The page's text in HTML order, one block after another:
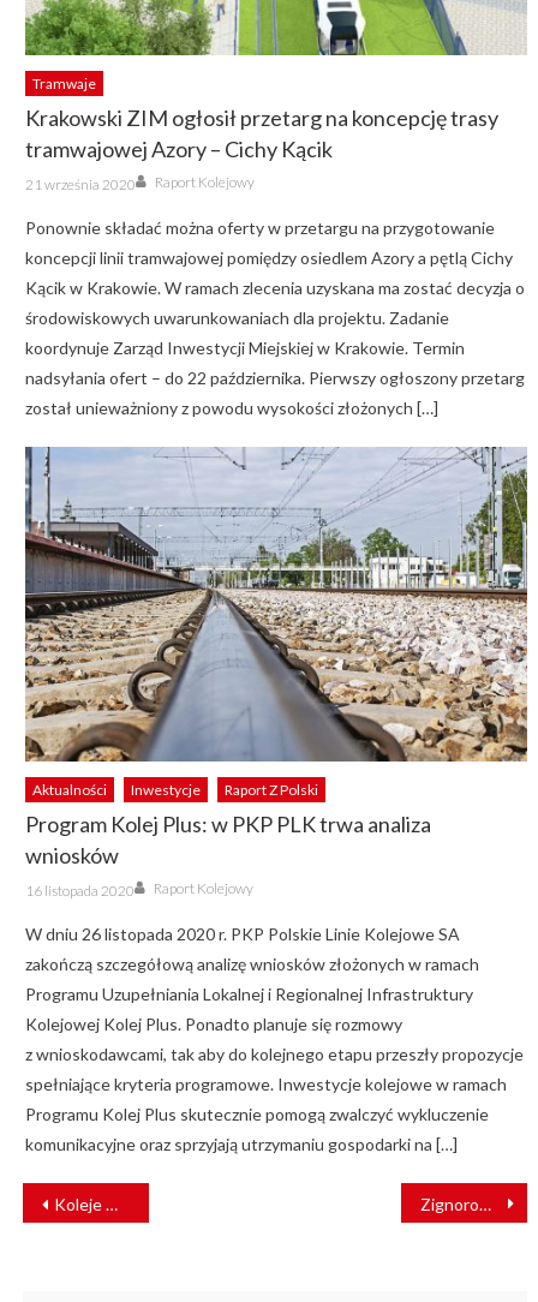
Tramwaje
Krakowski ZIM ogłosił przetarg na koncepcję trasy
tramwajowej Azory – Cichy Kącik
Posted
on
21 września 2020 Author
Raport Kolejowy
Ponownie składać można oferty w przetargu na przygotowanie
koncepcji linii tramwajowej pomiędzy osiedlem Azory a pętlą Cichy
Kącik w Krakowie. W ramach zlecenia uzyskana ma zostać decyzja o
środowiskowych uwarunkowaniach dla projektu. Zadanie
koordynuje Zarząd Inwestycji Miejskiej w Krakowie. Termin
nadsyłania ofert – do 22 października. Pierwszy ogłoszony przetarg
został unieważniony z powodu wysokości złożonych […]
Aktualności Inwestycje Raport Z Polski
Program Kolej Plus: w PKP PLK trwa analiza
wniosków
Posted
on
16 listopada 2020 Author
Raport Kolejowy
W dniu 26 listopada 2020 r. PKP Polskie Linie Kolejowe SA
zakończą szczegółową analizę wniosków złożonych w ramach
Programu Uzupełniania Lokalnej i Regionalnej Infrastruktury
Kolejowej Kolej Plus. Ponadto planuje się rozmowy
z wnioskodawcami, tak aby do kolejnego etapu przeszły propozycje
spełniające kryteria programowe. Inwestycje kolejowe w ramach
Programu Kolej Plus skutecznie pomogą zwalczyć wykluczenie
komunikacyjne oraz sprzyjają utrzymaniu gospodarki na […]
NAWIGACJA
WPISU
Koleje Mazowieckie promują najpiękniejsze zakątki regionu Zignorował sygnalizację i wjechał na tory. Zderzył się z pociągiem